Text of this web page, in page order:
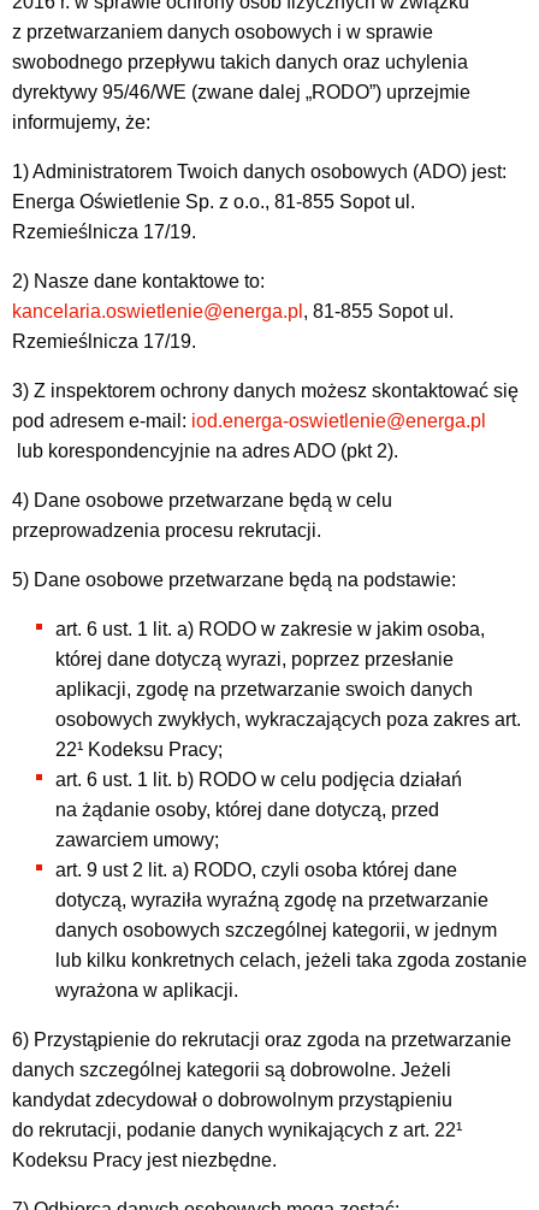
z przetwarzaniem danych osobowych i w sprawie
swobodnego przepływu takich danych oraz uchylenia
dyrektywy 95/46/WE (zwane dalej „RODO”) uprzejmie
informujemy, że:
1) Administratorem Twoich danych osobowych (ADO) jest:
Energa Oświetlenie Sp. z o.o., 81-855 Sopot ul.
Rzemieślnicza 17/19.
2) Nasze dane kontaktowe to:
kancelaria.oswietlenie@energa.pl , 81-855 Sopot ul.
Rzemieślnicza 17/19.
3) Z inspektorem ochrony danych możesz skontaktować się
pod adresem e-mail: iod.energa-oswietlenie@energa.pl
lub korespondencyjnie na adres ADO (pkt 2).
4) Dane osobowe przetwarzane będą w celu
przeprowadzenia procesu rekrutacji.
5) Dane osobowe przetwarzane będą na podstawie:
art. 6 ust. 1 lit. a) RODO w zakresie w jakim osoba,
której dane dotyczą wyrazi, poprzez przesłanie
aplikacji, zgodę na przetwarzanie swoich danych
osobowych zwykłych, wykraczających poza zakres art.
22¹ Kodeksu Pracy;
art. 6 ust. 1 lit. b) RODO w celu podjęcia działań
na żądanie osoby, której dane dotyczą, przed
zawarciem umowy;
art. 9 ust 2 lit. a) RODO, czyli osoba której dane
dotyczą, wyraziła wyraźną zgodę na przetwarzanie
danych osobowych szczególnej kategorii, w jednym
lub kilku konkretnych celach, jeżeli taka zgoda zostanie
wyrażona w aplikacji.
6) Przystąpienie do rekrutacji oraz zgoda na przetwarzanie
danych szczególnej kategorii są dobrowolne. Jeżeli
kandydat zdecydował o dobrowolnym przystąpieniu
do rekrutacji, podanie danych wynikających z art. 22¹
Kodeksu Pracy jest niezbędne.